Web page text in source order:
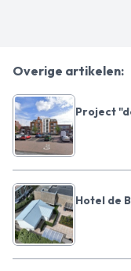
Overige artikelen:
Project
Hotel de